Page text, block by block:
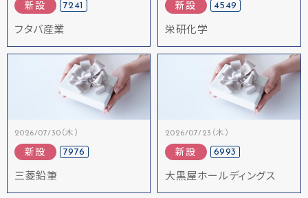
新設 7241
フタバ産業
新設 4549
栄研化学
2026/07/30（木）
新設 7976
三菱鉛筆
2026/07/23（木）
新設 6993
大黒屋ホールディングス